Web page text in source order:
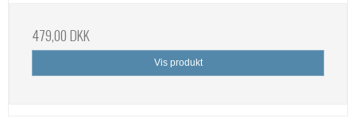
479,00 DKK
Vis produkt